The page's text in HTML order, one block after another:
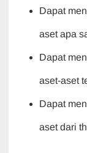
Dapat
aset apa
Dapat
aset-aset
Dapat
aset dari